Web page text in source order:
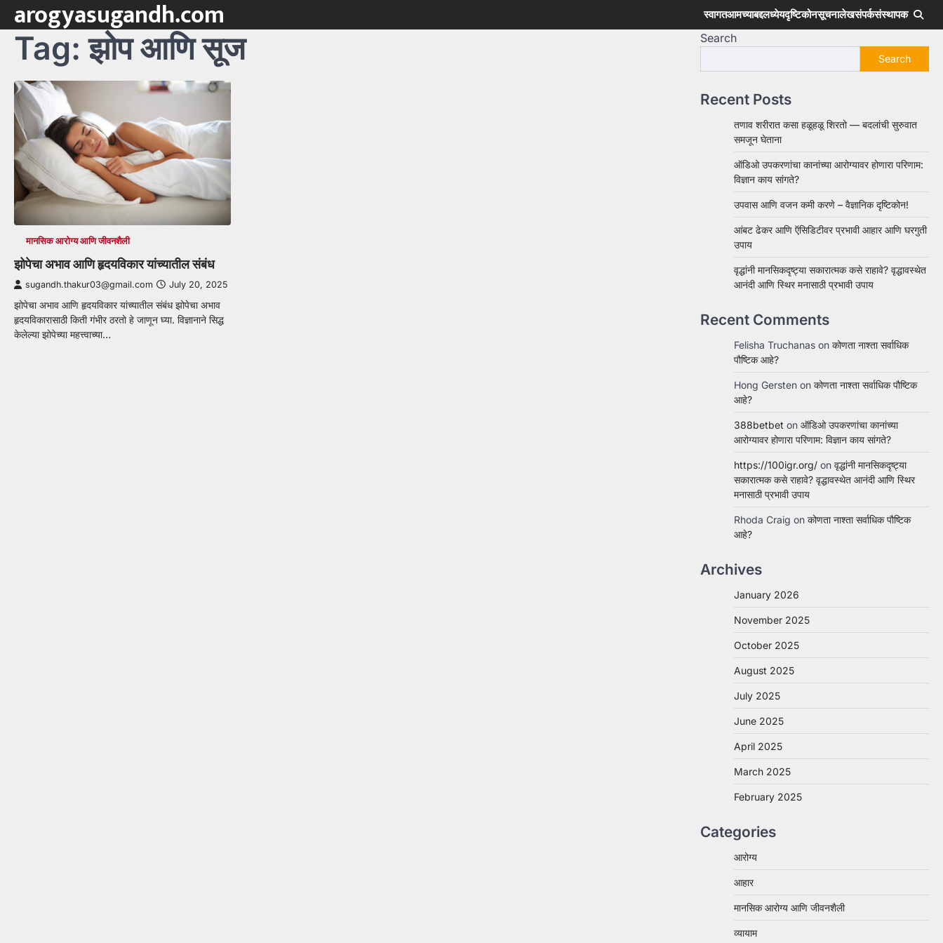
Skip
content
arogyasugandh.com स्वागतआमच्याबद्दलध्येयदृष्टिकोनसूचनालेखसंपर्कसंस्थापक
Tag:झोप आणि सूज
मानसिक आरोग्य आणि जीवनशैली
झोपेचा अभाव आणि हृदयविकार यांच्यातील संबंध
sugandh.thakur03@gmail.com July 20, 2025
झोपेचा अभाव आणि हृदयविकार यांच्यातील संबंध झोपेचा अभाव
हृदयविकारासाठी किती गंभीर ठरतो हे जाणून घ्या. विज्ञानाने सिद्ध
केलेल्या झोपेच्या महत्त्वाच्या…
Search
Search
Recent Posts
तणाव शरीरात कसा हळूहळू शिरतो — बदलांची सुरुवात
समजून घेताना
ऑडिओ उपकरणांचा कानांच्या आरोग्यावर होणारा परिणाम:
विज्ञान काय सांगते?
उपवास आणि वजन कमी करणे – वैज्ञानिक दृष्टिकोन!
आंबट ढेकर आणि ऍसिडिटीवर प्रभावी आहार आणि घरगुती
उपाय
वृद्धांनी मानसिकदृष्ट्या सकारात्मक कसे राहावे? वृद्धावस्थेत
आनंदी आणि स्थिर मनासाठी प्रभावी उपाय
Recent Comments
Felisha Truchanas on कोणता नाश्ता सर्वाधिक
पौष्टिक आहे?
Hong Gersten on कोणता नाश्ता सर्वाधिक पौष्टिक
आहे?
388betbet on ऑडिओ उपकरणांचा कानांच्या
आरोग्यावर होणारा परिणाम: विज्ञान काय सांगते?
https://100igr.org/ on वृद्धांनी मानसिकदृष्ट्या
सकारात्मक कसे राहावे? वृद्धावस्थेत आनंदी आणि स्थिर
मनासाठी प्रभावी उपाय
Rhoda Craig on कोणता नाश्ता सर्वाधिक पौष्टिक
आहे?
Archives
January 2026
November 2025
October 2025
August 2025
July 2025
June 2025
April 2025
March 2025
February 2025
Categories
आरोग्य
आहार
मानसिक आरोग्य आणि जीवनशैली
व्यायाम